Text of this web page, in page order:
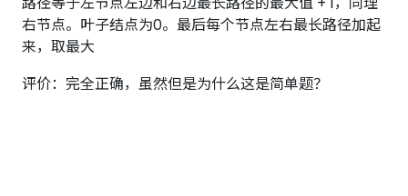
右节点。叶子结点为0。最后每个节点左右最长路径加起
来，取最大
评价：完全正确，虽然但是为什么这是简单题？